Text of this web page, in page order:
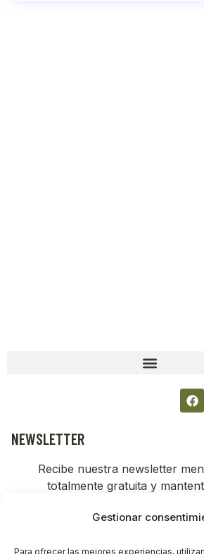
Gestionar
Para ofrecer las mejores experiencias,
NEWSLETTER
Recibe nuestra newsletter
totalmente gratuita y